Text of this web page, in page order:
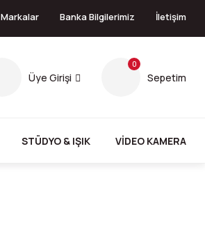
Markalar Banka Bilgilerimiz İletişim
Üye Girişi
0
Sepetim
STÜDYO & IŞIK VİDEO KAMERA